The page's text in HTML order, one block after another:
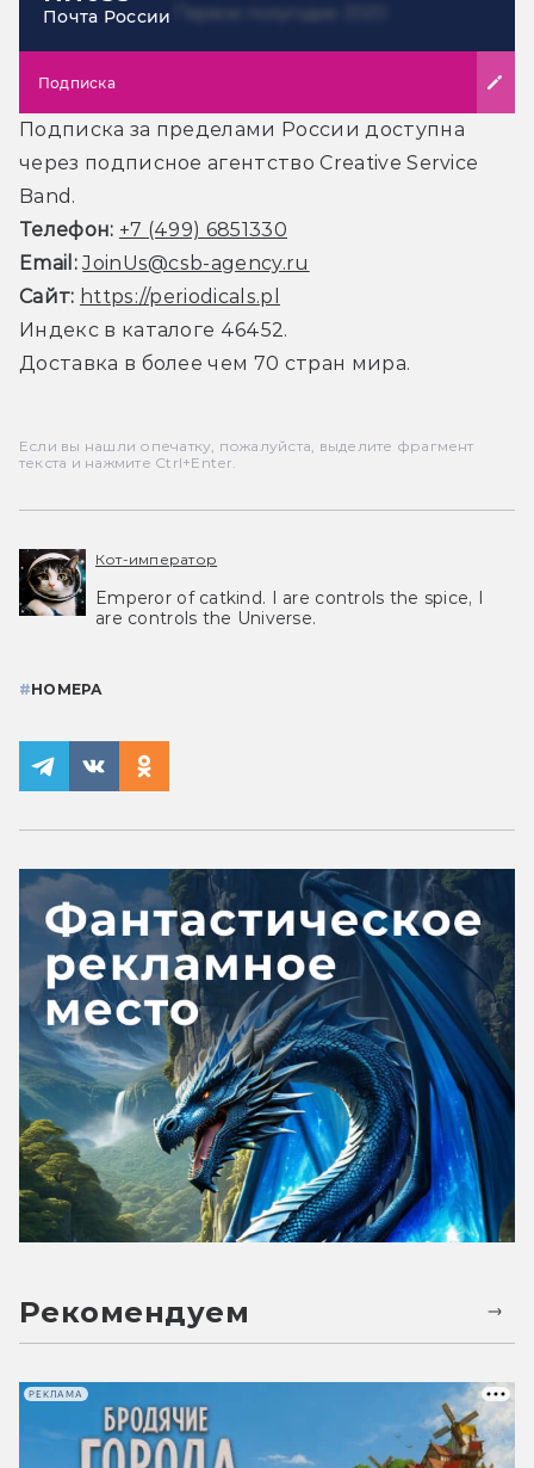
Почта России
Подписка
Подписка за пределами России доступна
через подписное агентство Creative Service
Band.
Телефон: +7 (499) 6851330
Email: JoinUs@csb-agency.ru
Сайт: https://periodicals.pl
Индекс в каталоге 46452.
Доставка в более чем 70 стран мира.
Если вы нашли опечатку, пожалуйста, выделите фрагмент
текста и нажмите Ctrl+Enter.
Кот-император
Emperor of catkind. I are controls the spice, I
are controls the Universe.
#НОМЕРА
Рекомендуем
РЕКЛАМА